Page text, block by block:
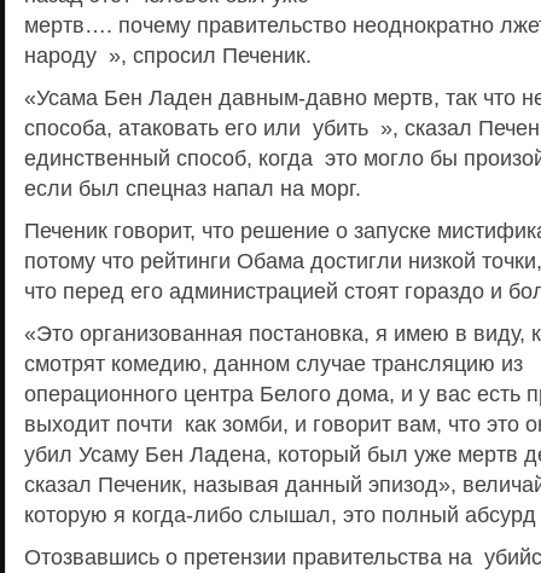
мертв…. почему правительство неоднократно
народу », спросил Печеник.
«Усама Бен Ладен давным-давно мертв, так что
способа, атаковать его или убить », сказал
единственный способ, когда это могло бы
если был спецназ напал на морг.
Печеник говорит, что решение о запуске
потому что рейтинги Обама достигли низкой
что перед его администрацией стоят гораздо и
«Это организованная постановка, я имею в виду,
смотрят комедию, данном случае трансляцию из
операционного центра Белого дома, и у вас есть
выходит почти как зомби, и говорит вам, что это
убил Усаму Бен Ладена, который был уже мертв
сказал Печеник, называя данный эпизод»,
которую я когда-либо слышал, это полный абсурд
Отозвавшись о претензии правительства на